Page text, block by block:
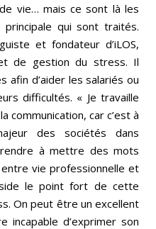
vie… mais ce sont là les
qui sont traités.
et fondateur d’iLOS,
de gestion du stress. Il
afin d’aider les salariés ou
difficultés. « Je travaille
communication, car c’est à
des sociétés dans
à mettre des mots
vie professionnelle et
le point fort de cette
On peut être un excellent
incapable d’exprimer son